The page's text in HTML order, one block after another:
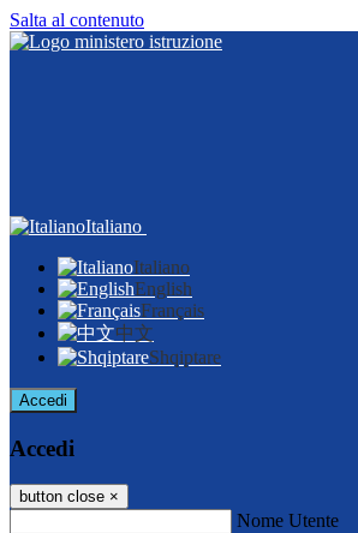
Salta al contenuto
Italiano
Italiano
English
Français
中文
Shqiptare
Accedi
Accedi
button close ×
Nome Utente